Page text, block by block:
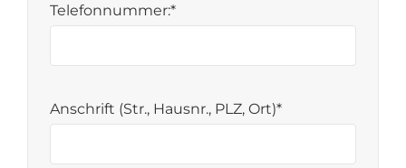
Telefonnummer:*
Anschrift (Str., Hausnr., PLZ, Ort)*